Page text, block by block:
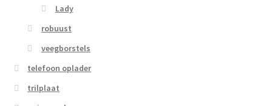
Lady
robuust
veegborstels
telefoon oplader
trilplaat